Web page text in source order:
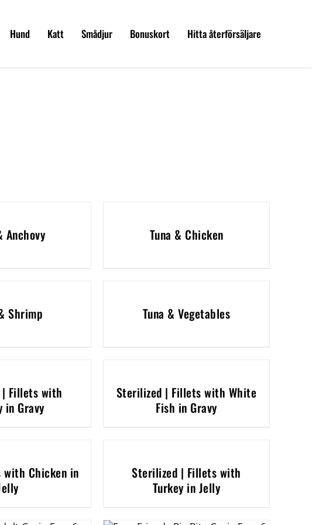
Hund Katt Smådjur Bonuskort Hitta återförsäljare
Anchovy Tuna & Chicken
Shrimp Tuna & Vegetables
Fillets with
in Gravy
Sterilized | Fillets with White
Fish in Gravy
Chicken in
Sterilized | Fillets with
Turkey in Jelly